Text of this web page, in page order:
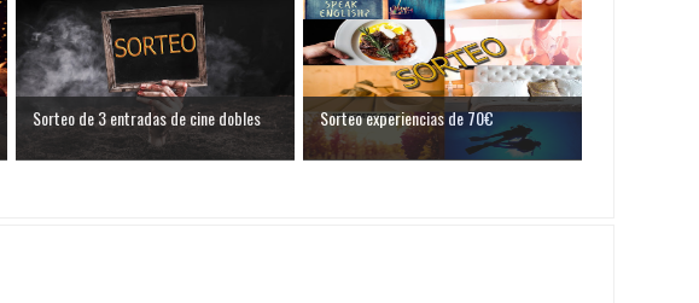
Sorteo de 3 entradas de cine dobles Sorteo experiencias de 70€